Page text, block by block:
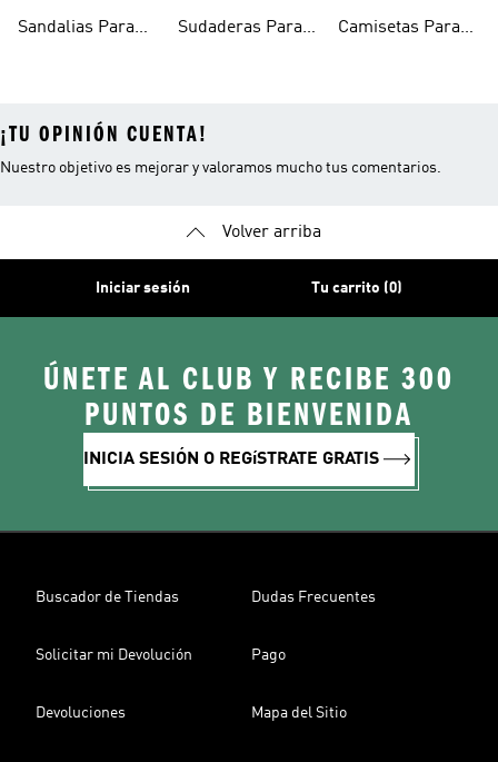
Sandalias Para
Sudaderas Para
Camisetas Para
¡TU OPINIÓN CUENTA!
Nuestro objetivo es mejorar y valoramos mucho tus comentarios.
Volver arriba
Iniciar sesión Tu carrito (0)
ÚNETE AL CLUB Y RECIBE 300
PUNTOS DE BIENVENIDA
INICIA SESIÓN O REGíSTRATE GRATIS
Buscador de Tiendas Dudas Frecuentes
Solicitar mi Devolución Pago
Devoluciones Mapa del Sitio